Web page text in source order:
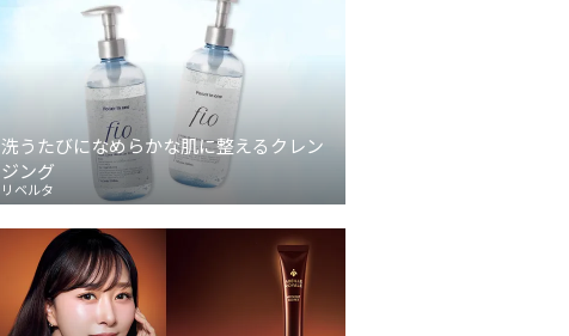
洗うたびになめらかな肌に整えるクレン
ジング
リベルタ